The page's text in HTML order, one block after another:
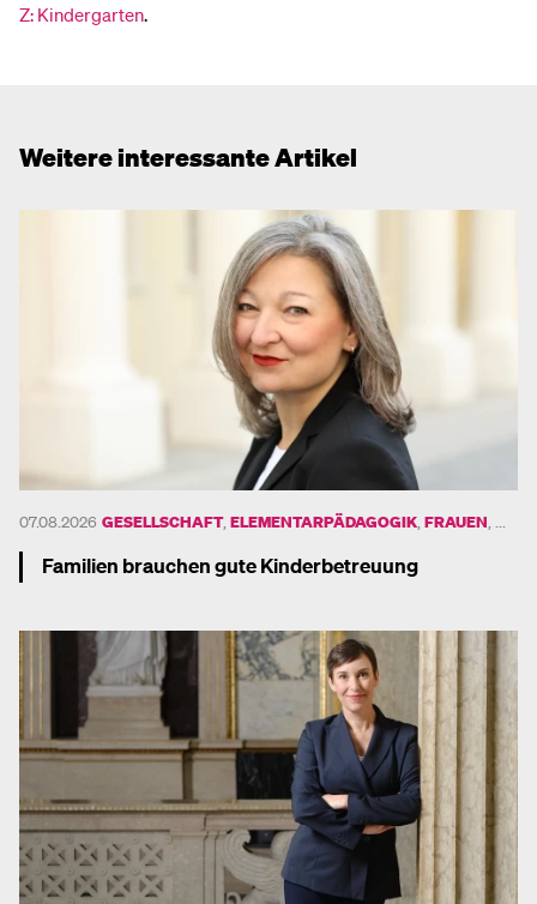
Z: Kindergarten.
Weitere interessante Artikel
07.08.2026 GESELLSCHAFT, ELEMENTARPÄDAGOGIK FRAUEN
Familien brauchen gute Kinderbetreuung